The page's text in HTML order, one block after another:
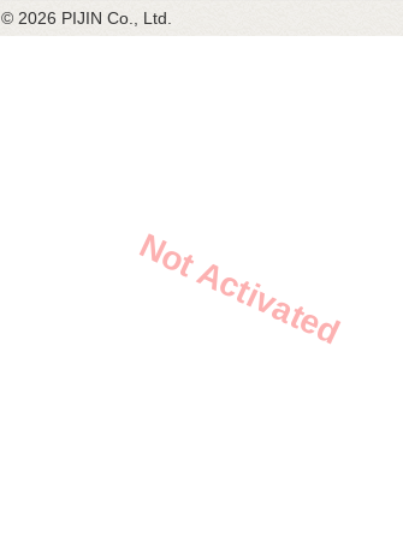
Not Activated
© 2026 PIJIN Co., Ltd.